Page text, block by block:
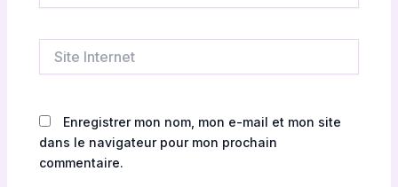
Internet
Enregistrer mon nom, mon e-mail et mon site
dans le navigateur pour mon prochain
commentaire.